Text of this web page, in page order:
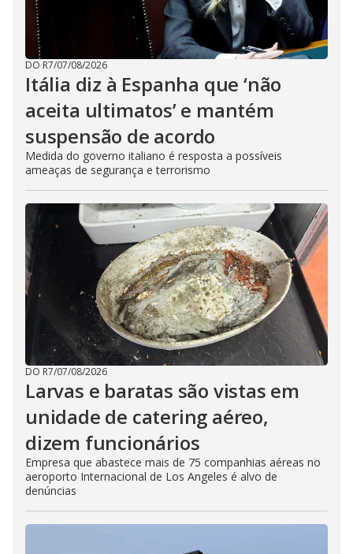
DO R7/07/08/2026
Itália diz à Espanha que ‘não
aceita ultimatos’ e mantém
suspensão de acordo
Medida do governo italiano é resposta a possíveis
ameaças de segurança e terrorismo
DO R7/07/08/2026
Larvas e baratas são vistas em
unidade de catering aéreo,
dizem funcionários
Empresa que abastece mais de 75 companhias aéreas no
aeroporto Internacional de Los Angeles é alvo de
denúncias